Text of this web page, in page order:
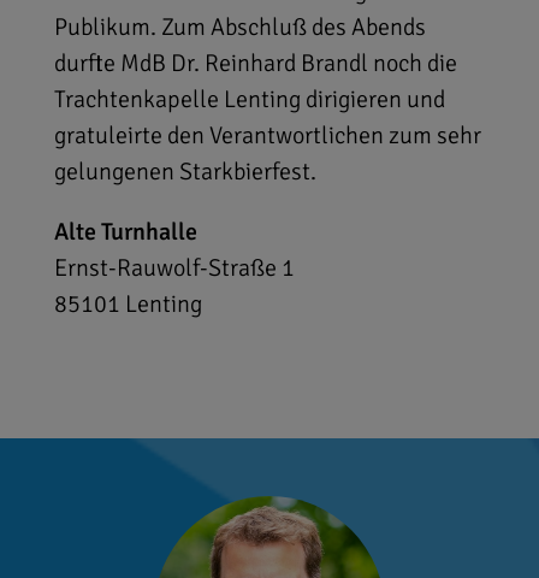
Publikum. Zum Abschluß des Abends
durfte MdB Dr. Reinhard Brandl noch die
Trachtenkapelle Lenting dirigieren und
gratuleirte den Verantwortlichen zum sehr
gelungenen Starkbierfest.
Alte Turnhalle
Ernst-Rauwolf-Straße 1
85101 Lenting